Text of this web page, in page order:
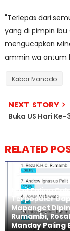
"Terlepas dari
yang di pimpin ibu
mengucapkan
ammin wa antum
Kabar Manado
NEXT STORY
Buka US Hari
RELATED
Hasil Poling
Terpopuler
Mapanget
Rumambi,
Manday Paling